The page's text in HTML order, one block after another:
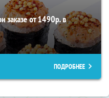
заказе от 1490р. в
ПОДРОБНЕЕ